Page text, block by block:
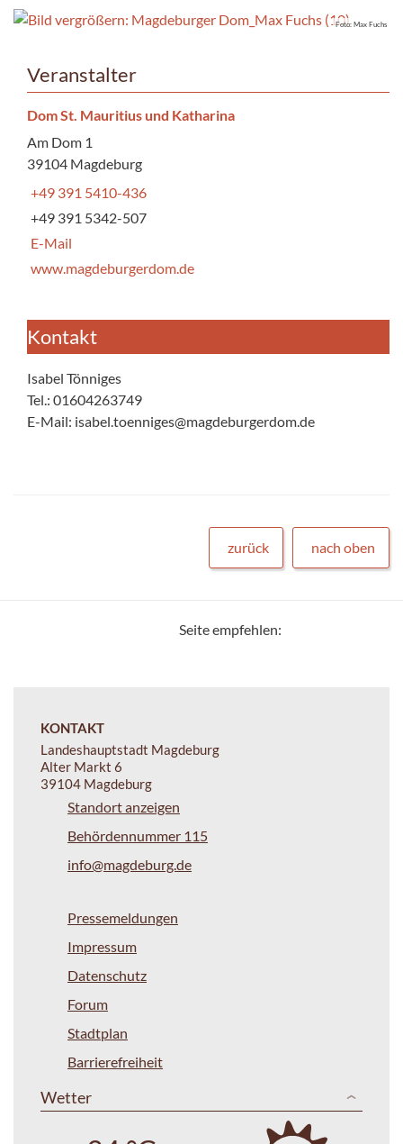
Foto: Max Fuchs
Veranstalter
Dom St. Mauritius und Katharina
Am Dom 1
39104 Magdeburg
+49 391 5410-436
+49 391 5342-507
E-Mail
www.magdeburgerdom.de
Kontakt
Isabel Tönniges
Tel.: 01604263749
E-Mail: isabel.toenniges@magdeburgerdom.de
zurück nach oben
Seite empfehlen:
KONTAKT
Landeshauptstadt Magdeburg
Alter Markt 6
39104 Magdeburg
Standort anzeigen
Behördennummer 115
info@magdeburg.de
Pressemeldungen
Impressum
Datenschutz
Forum
Stadtplan
Barrierefreiheit
Wetter